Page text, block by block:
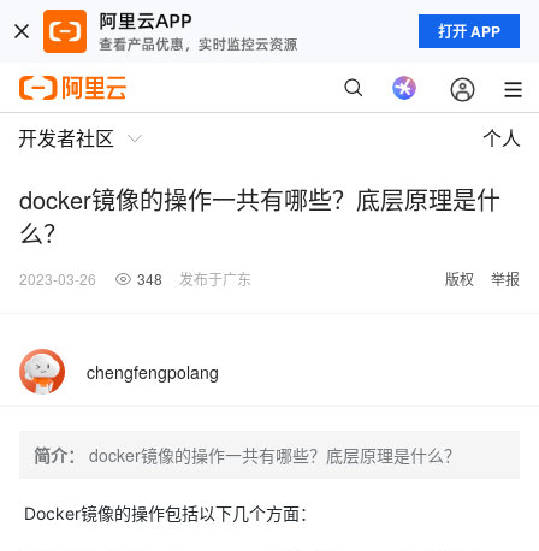
打开 APP
开发者社区 个人
docker镜像的操作一共有哪些？底层原理是什
么？
2023-03-26 348 发布于广东 版权 举报
chengfengpolang
简介： docker镜像的操作一共有哪些？底层原理是什么？
Docker镜像的操作包括以下几个方面：